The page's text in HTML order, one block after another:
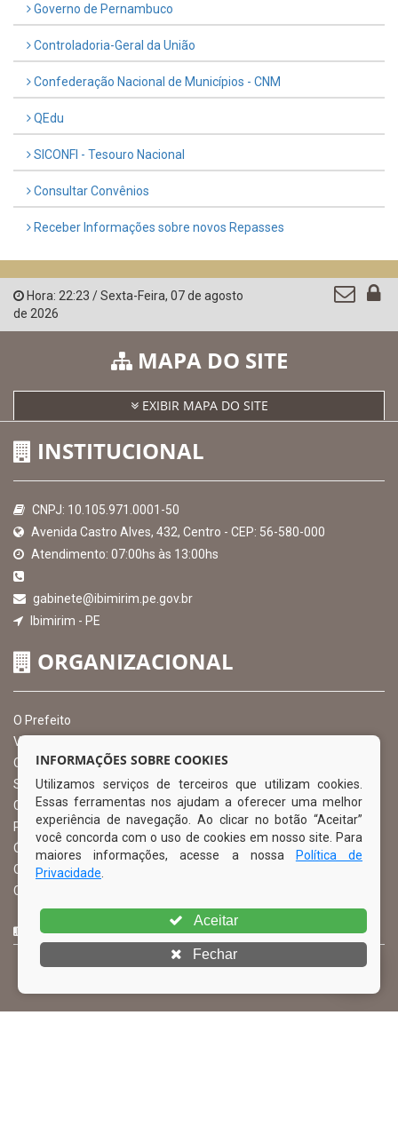
Governo de Pernambuco
Controladoria-Geral da União
Confederação Nacional de Municípios - CNM
QEdu
SICONFI - Tesouro Nacional
Consultar Convênios
Receber Informações sobre novos Repasses
Hora: 22:23 /Sexta-Feira, 07 de agosto
de 2026
MAPA DO SITE
EXIBIR MAPA DO SITE
INSTITUCIONAL
CNPJ: 10.105.971.0001-50
Avenida Castro Alves, 432, Centro - CEP: 56-580-000
Atendimento: 07:00hs às 13:00hs
gabinete@ibimirim.pe.gov.br
Ibimirim - PE
ORGANIZACIONAL
O Prefeito
Vice Prefeito
Ouvidoria Municipal
Serviço de Informação ao Cidadão – SIC
Chefe de Gabinete
Procuradoria Geral
Órgão de Controle Interno
Organograma
Comissão Permanente de Licitação – CPL
CURTA NOSSA FAN PAGE
INFORMAÇÕES SOBRE COOKIES
Utilizamos serviços de terceiros que utilizam cookies.
Essas ferramentas nos ajudam a oferecer uma melhor
experiência de navegação. Ao clicar no botão “Aceitar”
você concorda com o uso de cookies em nosso site. Para
maiores informações, acesse a nossa
Política de
Privacidade
Aceitar
Fechar